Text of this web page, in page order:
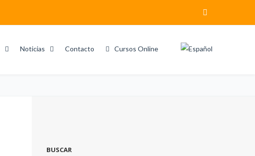
Noticias Contacto Cursos Online
BUSCAR